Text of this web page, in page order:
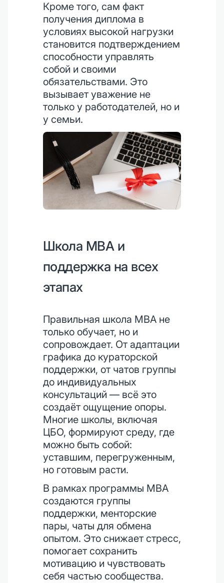
Кроме того, сам факт
получения диплома в
условиях высокой нагрузки
становится подтверждением
способности управлять
собой и своими
обязательствами. Это
вызывает уважение не
только у работодателей, но и
у семьи.
Школа MBA и
поддержка на всех
этапах
Правильная школа MBA не
только обучает, но и
сопровождает. От адаптации
графика до кураторской
поддержки, от чатов группы
до индивидуальных
консультаций — всё это
создаёт ощущение опоры.
Многие школы, включая
ЦБО, формируют среду, где
можно быть собой:
уставшим, перегруженным,
но готовым расти.
В рамках программы MBA
создаются группы
поддержки, менторские
пары, чаты для обмена
опытом. Это снижает стресс,
помогает сохранить
мотивацию и чувствовать
себя частью сообщества.